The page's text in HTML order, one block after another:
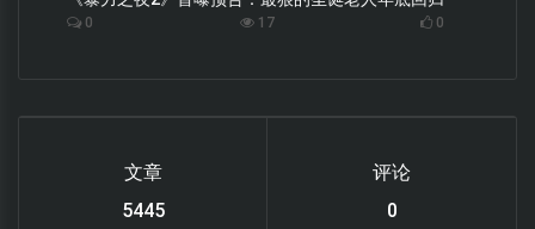
0 17 0
文章
6119
评论
0